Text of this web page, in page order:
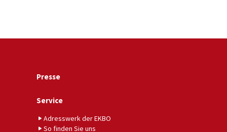
Presse
Service
Adresswerk der EKBO
So finden Sie uns